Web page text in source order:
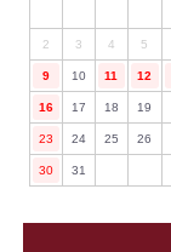
2 3 4 5
9 10 11 12
16 17 18 19
23 24 25 26
30 31